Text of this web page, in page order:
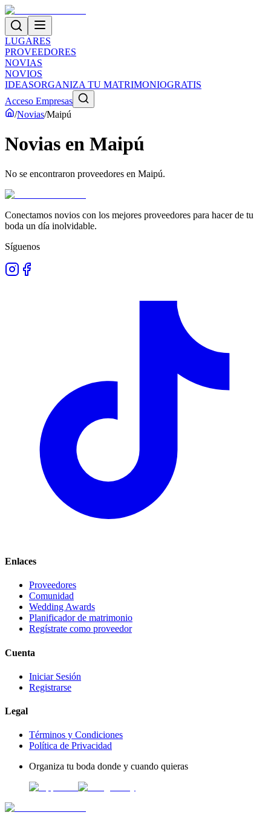
LUGARES
PROVEEDORES
NOVIAS
NOVIOS
IDEASORGANIZA TU MATRIMONIOGRATIS
Acceso Empresas
/Novias/Maipú
Novias en Maipú
No se encontraron proveedores en Maipú.
Conectamos novios con los mejores proveedores para hacer de tu
boda un día inolvidable.
Síguenos
Enlaces
Proveedores
Comunidad
Wedding Awards
Planificador de matrimonio
Regístrate como proveedor
Cuenta
Iniciar Sesión
Registrarse
Legal
Términos y Condiciones
Política de Privacidad
Organiza tu boda donde y cuando quieras